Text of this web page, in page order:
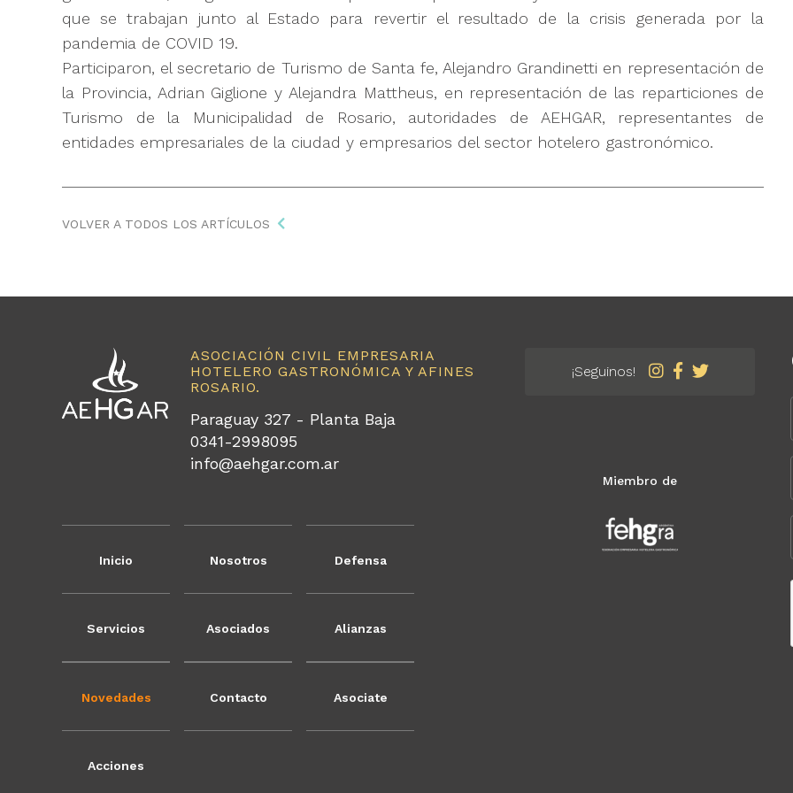
que se trabajan junto al Estado para revertir el resultado de la crisis generada por la
pandemia de COVID 19.
Participaron, el secretario de Turismo de Santa fe, Alejandro Grandinetti en representación de
la Provincia, Adrian Giglione y Alejandra Mattheus, en representación de las reparticiones de
Turismo de la Municipalidad de Rosario, autoridades de AEHGAR, representantes de
entidades empresariales de la ciudad y empresarios del sector hotelero gastronómico.
VOLVER A TODOS LOS ARTÍCULOS
ASOCIACIÓN CIVIL EMPRESARIA
HOTELERO GASTRONÓMICA Y AFINES
ROSARIO.
Paraguay 327 - Planta Baja
0341-2998095
info@aehgar.com.ar
Inicio Nosotros Defensa
Servicios Asociados Alianzas
Novedades Contacto Asociate
Acciones
¡Seguinos!
Miembro de